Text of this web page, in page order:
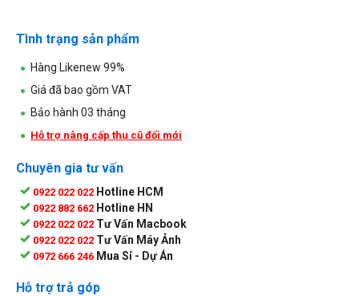
Tình trạng sản phẩm
Hàng Likenew 99%
Giá đã bao gồm VAT
Bảo hành 03 tháng
Hỗ trợ nâng cấp thu cũ đổi mới
Chuyên gia tư vấn
0922 022 022 Hotline HCM
0922 882 662 Hotline HN
0922 022 022 Tư Vấn Macbook
0922 022 022 Tư Vấn Máy Ảnh
0972 666 246 Mua Sỉ - Dự Án
Hỗ trợ trả góp